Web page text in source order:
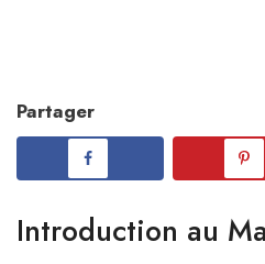
Partager
Introduction au